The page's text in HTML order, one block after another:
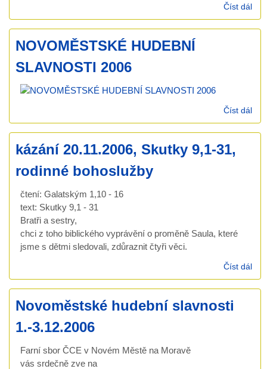
Číst dál
NOVOMĚSTSKÉ HUDEBNÍ
SLAVNOSTI 2006
Číst dál
kázání 20.11.2006, Skutky 9,1-31,
rodinné bohoslužby
čtení: Galatským 1,10 - 16
text: Skutky 9,1 - 31
Bratři a sestry,
chci z toho biblického vyprávění o proměně Saula, které
jsme s dětmi sledovali, zdůraznit čtyři věci.
Číst dál
Novoměstské hudební slavnosti
1.-3.12.2006
Farní sbor ČCE v Novém Městě na Moravě
vás srdečně zve na